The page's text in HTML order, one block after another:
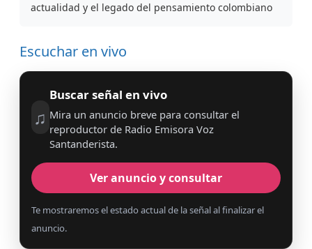
actualidad y el legado del pensamiento colombiano
Escuchar en vivo
♫
Buscar señal en vivo
Mira un anuncio breve para consultar el
reproductor de Radio Emisora Voz
Santanderista.
Ver anuncio y consultar
Te mostraremos el estado actual de la señal al finalizar el
anuncio.